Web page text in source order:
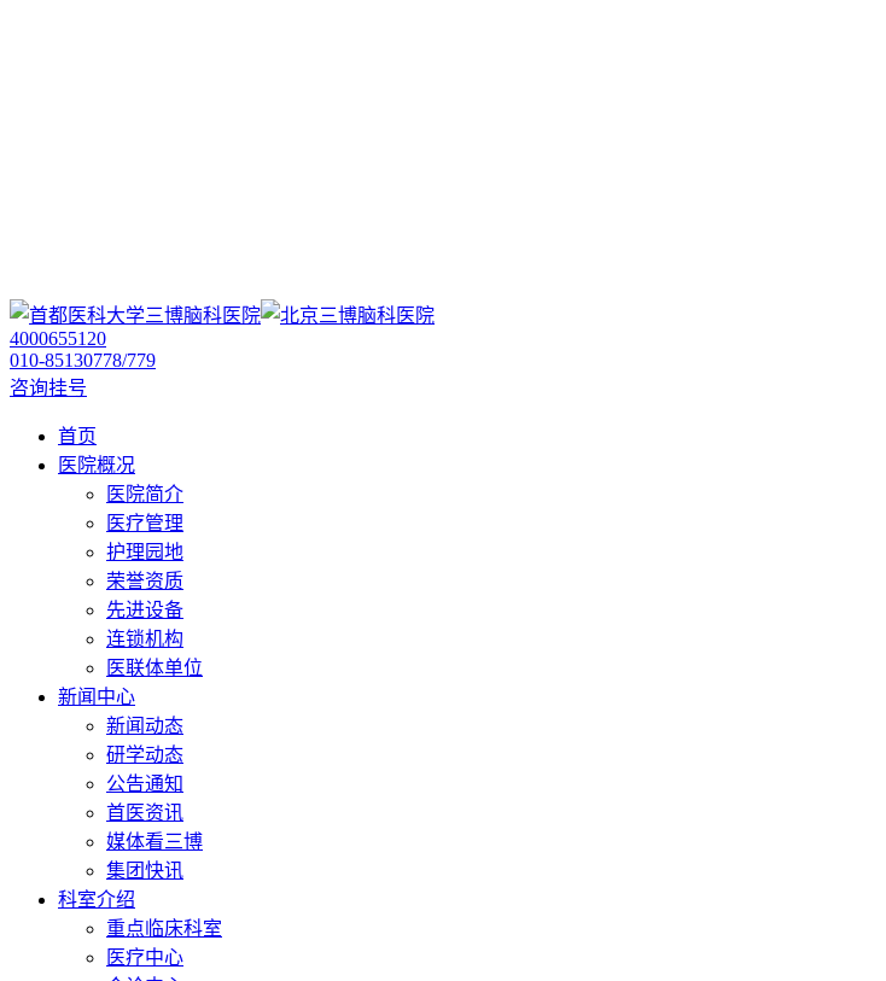
4000655120
010-85130778/779
咨询挂号
首页
医院概况
医院简介
医疗管理
护理园地
荣誉资质
先进设备
连锁机构
医联体单位
新闻中心
新闻动态
研学动态
公告通知
首医资讯
媒体看三博
集团快讯
科室介绍
重点临床科室
医疗中心